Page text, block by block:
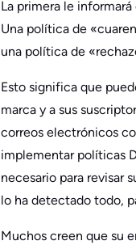
La primera le
Una política de
una política de
Esto significa que
marca y a sus
correos electrónicos
implementar políticas
necesario para revisar
lo ha detectado todo,
Muchos creen que su